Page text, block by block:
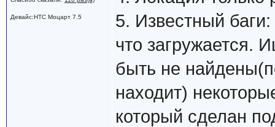
Девайс:HTC Моцарт 7.5
5. Известный
что загружается.
быть не
находит)
который сделан